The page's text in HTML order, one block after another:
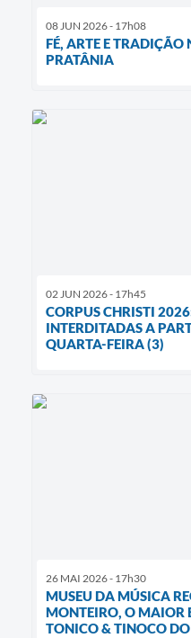
08 JUN 2026 - 17h08
FÉ, ARTE E TRADIÇÃO
PRATÂNIA
02 JUN 2026 - 17h45
CORPUS CHRISTI
INTERDITADAS A
QUARTA-FEIRA (3)
26 MAI 2026 - 17h30
MUSEU DA MÚSICA
MONTEIRO, O MAIOR
TONICO & TINOCO